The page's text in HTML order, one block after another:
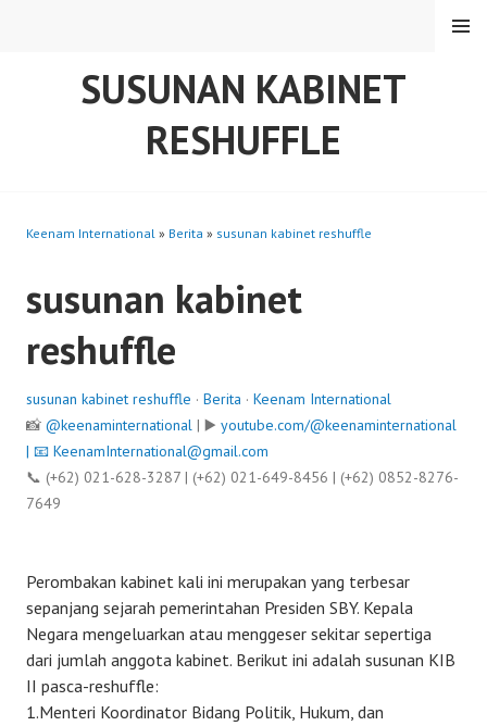
SUSUNAN KABINET
RESHUFFLE
MENU
Keenam International » Berita » susunan kabinet reshuffle
susunan kabinet
reshuffle
susunan kabinet reshuffle · Berita · Keenam International
📸 @keenaminternational | ▶️ youtube.com/@keenaminternational
| 📧 KeenamInternational@gmail.com
📞 (+62) 021-628-3287 | (+62) 021-649-8456 | (+62) 0852-8276-
7649
Perombakan kabinet kali ini merupakan yang terbesar
sepanjang sejarah pemerintahan Presiden SBY. Kepala
Negara mengeluarkan atau menggeser sekitar sepertiga
dari jumlah anggota kabinet. Berikut ini adalah susunan KIB
II pasca-reshuffle:
1.Menteri Koordinator Bidang Politik, Hukum, dan